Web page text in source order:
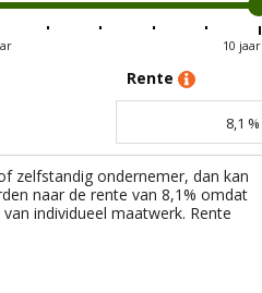
10 jaar
Rente
8,1 %
zelfstandig ondernemer, dan kan
naar de rente van 8,1% omdat
individueel maatwerk. Rente